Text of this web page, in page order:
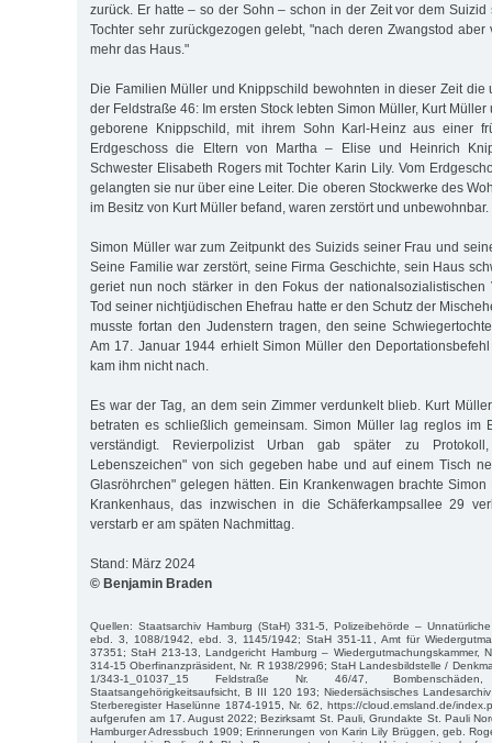
zurück. Er hatte – so der Sohn – schon in der Zeit vor dem
Tochter sehr zurückgezogen gelebt, "nach deren Zwangstod aber
mehr das Haus."
Die Familien Müller und Knippschild bewohnten in dieser Zeit die
der Feldstraße 46: Im ersten Stock lebten Simon Müller, Kurt
geborene Knippschild, mit ihrem Sohn Karl-Heinz aus einer
Erdgeschoss die Eltern von Martha – Elise und Heinrich
Schwester Elisabeth Rogers mit Tochter Karin Lily. Vom
gelangten sie nur über eine Leiter. Die oberen Stockwerke des
im Besitz von Kurt Müller befand, waren zerstört und unbewohnbar.
Simon Müller war zum Zeitpunkt des Suizids seiner Frau und
Seine Familie war zerstört, seine Firma Geschichte, sein Haus
geriet nun noch stärker in den Fokus der nationalsozialistischen
Tod seiner nichtjüdischen Ehefrau hatte er den Schutz der
musste fortan den Judenstern tragen, den seine
Am 17. Januar 1944 erhielt Simon Müller den
kam ihm nicht nach.
Es war der Tag, an dem sein Zimmer verdunkelt blieb. Kurt
betraten es schließlich gemeinsam. Simon Müller lag reglos im
verständigt. Revierpolizist Urban gab später zu
Lebenszeichen" von sich gegeben habe und auf einem Tisch
Glasröhrchen" gelegen hätten. Ein Krankenwagen brachte
Krankenhaus, das inzwischen in die Schäferkampsallee 29
verstarb er am späten Nachmittag.
Stand: März 2024
© Benjamin Braden
Quellen: Staatsarchiv Hamburg (StaH) 331-5, Polizeibehörde –
ebd. 3, 1088/1942, ebd. 3, 1145/1942; StaH 351-11, Amt für
37351; StaH 213-13, Landgericht Hamburg – Wiedergutmachungskammer,
314-15 Oberfinanzpräsident, Nr. R 1938/2996; StaH Landesbildstelle /
1/343-1_01037_15 Feldstraße Nr. 46/47,
Staatsangehörigkeitsaufsicht, B III 120 193; Niedersächsisches
Sterberegister Haselünne 1874-1915, Nr. 62, https://cloud.emsland.de/
aufgerufen am 17. August 2022; Bezirksamt St. Pauli, Grundakte St. Pauli
Hamburger Adressbuch 1909; Erinnerungen von Karin Lily Brüggen, geb.